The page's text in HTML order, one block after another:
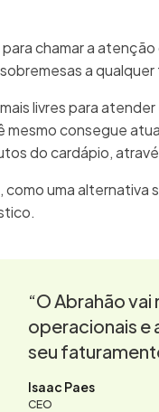
chamar a
a
livres para
consegue
do cardápio,
uma
“O Abrahão
operacionais e
seu
Isaac Paes
CEO